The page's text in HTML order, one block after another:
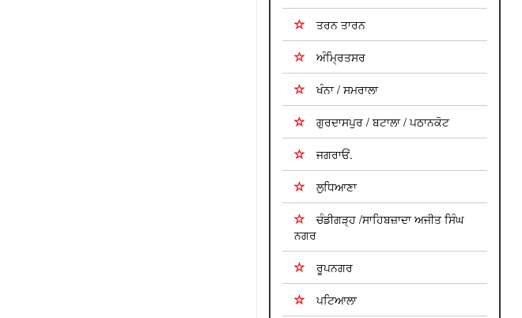
ਤਰਨ ਤਾਰਨ
ਅੰਮ੍ਰਿਤਸਰ
ਖੰਨਾ / ਸਮਰਾਲਾ
ਗੁਰਦਾਸਪੁਰ / ਬਟਾਲਾ / ਪਠਾਨਕੋਟ
ਜਗਰਾਓਂ.
ਲੁਧਿਆਣਾ
ਚੰਡੀਗੜ੍ਹ /ਸਾਹਿਬਜ਼ਾਦਾ ਅਜੀਤ ਸਿੰਘ
ਨਗਰ
ਰੂਪਨਗਰ
ਪਟਿਆਲਾ